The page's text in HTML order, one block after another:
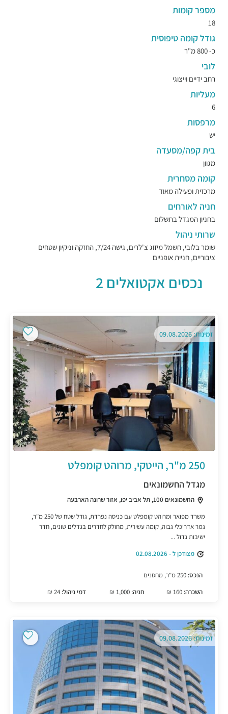
מספר קומות
18
גודל קומה טיפוסית
כ- 800 מ"ר
לובי
רחב ידיים וייצוגי
מעליות
6
מרפסות
יש
בית קפה/מסעדה
מגוון
קומה מסחרית
מרכזית ופעילה מאוד
חניה לאורחים
בחניון המגדל בתשלום
שרותי ניהול
שומר בלובי, חשמל מיזוג צ'לרים, גישה 7/24, החזקה וניקיון שטחים
ציבוריים, חניית אופניים
נכסים אקטואלים 2
זמינות: 09.08.2026
250 מ"ר, הייטקי, מרוהט קומפלט
מגדל החשמונאים
החשמונאים 100, תל אביב יפו, אזור שרונה הארבעה
משרד מפואר ומרוהט קומפלט עם כניסה נפרדת, גודל שטח של 250 מ"ר,
גמר אדריכלי גבוה, קומה עשירית, מחולק לחדרים בגדלים שונים, חדר
ישיבות גדול ...
מצודכן ל - 02.08.2026
הנכס:
השכרה:
חניה: 1,000 ₪ דמי ניהול:
זמינות: 09.08.2026